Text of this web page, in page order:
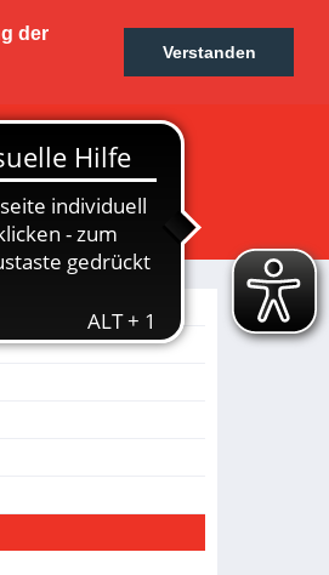
der
Verstanden
Ticketshop Fanshop